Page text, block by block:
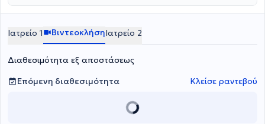
Ιατρείο 1 ΒιντεοκλήσηΙατρείο 2
Διαθεσιμότητα εξ αποστάσεως
Επόμενη διαθεσιμότητα
Κλείσε ραντεβού